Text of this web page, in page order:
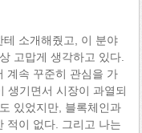
소개해줬고, 이 분야
고맙게 생각하고 있다.
계속 꾸준히 관심을 가
생기면서 시장이 과열되
있었지만, 블록체인과
적이 없다. 그리고 나는